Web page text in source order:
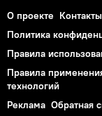
О проекте Контакты
Политика
Правила
Правила
технологий
Реклама Обратная